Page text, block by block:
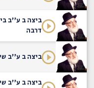
ביצה ב ע''ב
דרבה
ביצה ב ע''ב
ביצה ב ע''ב